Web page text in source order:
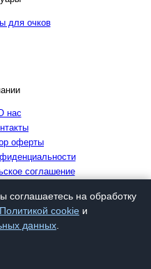
соглашаетесь на обработку
Политикой cookie и
данных
для очков
нас
оферты
соглашение
заказ
оплаты
доставки
обмен брака